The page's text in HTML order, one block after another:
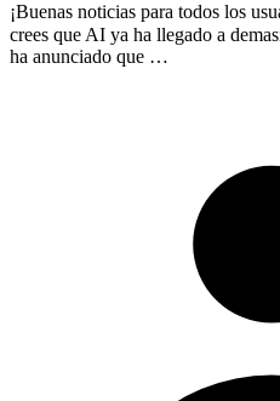
¡Buenas noticias para todos los
crees que AI ya ha llegado a
ha anunciado que …